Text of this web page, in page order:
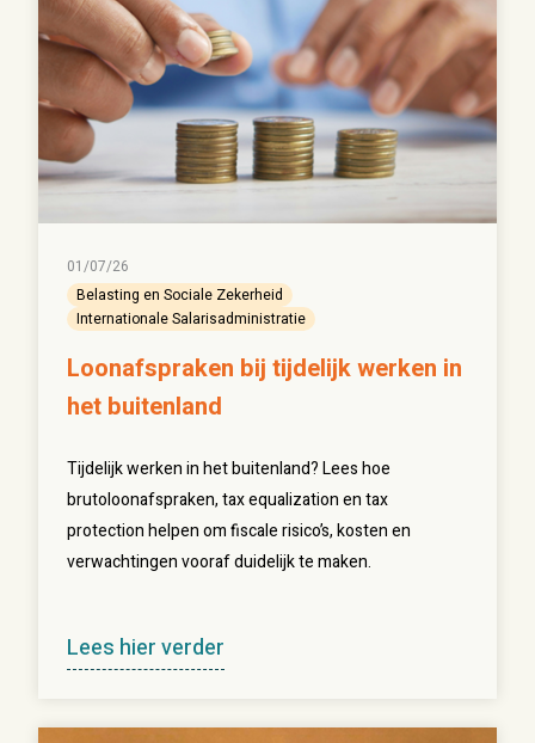
01/07/26
Belasting en Sociale Zekerheid
Internationale Salarisadministratie
Loonafspraken bij tijdelijk werken in
het buitenland
Tijdelijk werken in het buitenland? Lees hoe
brutoloonafspraken, tax equalization en tax
protection helpen om fiscale risico’s, kosten en
verwachtingen vooraf duidelijk te maken.
Lees hier verder